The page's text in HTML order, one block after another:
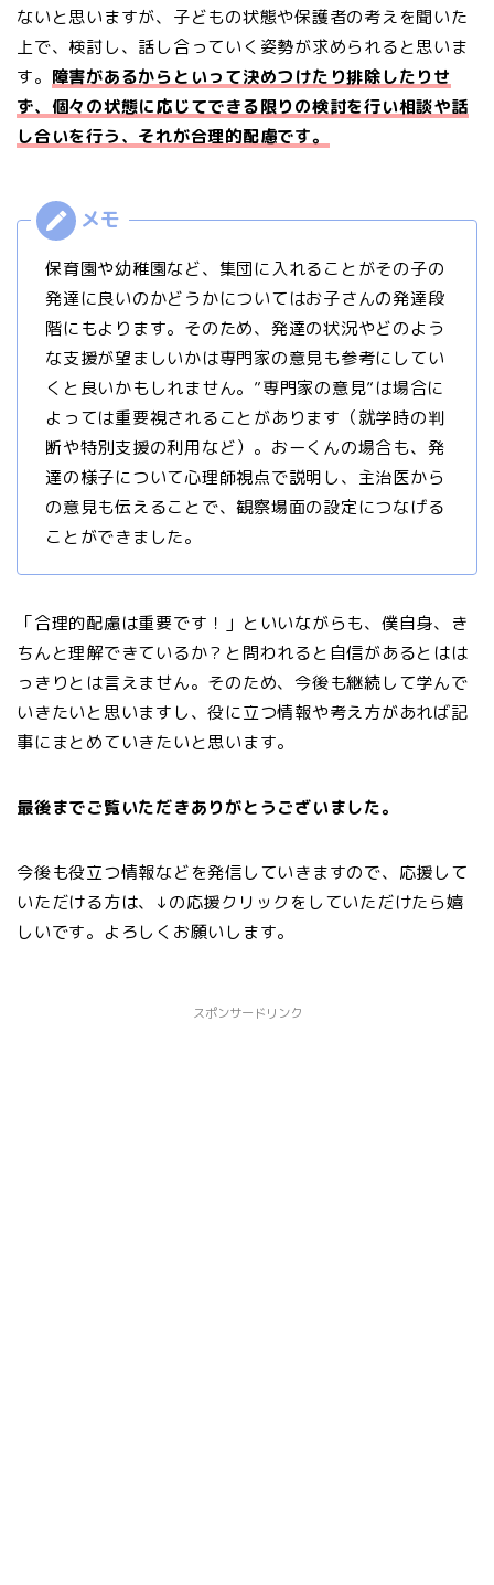
ないと思いますが、子どもの状態や保護者の考えを聞いた
上で、検討し、話し合っていく姿勢が求められると思いま
す。 障害があるからといって決めつけたり排除したりせ
ず、個々の状態に応じてできる限りの検討を行い相談や話
し合いを行う、それが合理的配慮です。
保育園や幼稚園など、集団に入れることがその子の
発達に良いのかどうかについてはお子さんの発達段
階にもよります。そのため、発達の状況やどのよう
な支援が望ましいかは専門家の意見も参考にしてい
くと良いかもしれません。”専門家の意見”は場合に
よっては重要視されることがあります（就学時の判
断や特別支援の利用など）。おーくんの場合も、発
達の様子について心理師視点で説明し、主治医から
の意見も伝えることで、観察場面の設定につなげる
ことができました。
「合理的配慮は重要です！」といいながらも、僕自身、き
ちんと理解できているか？と問われると自信があるとはは
っきりとは言えません。そのため、今後も継続して学んで
いきたいと思いますし、役に立つ情報や考え方があれば記
事にまとめていきたいと思います。
最後までご覧いただきありがとうございました。
今後も役立つ情報などを発信していきますので、応援して
いただける方は、↓の応援クリックをしていただけたら嬉
しいです。よろしくお願いします。
スポンサードリンク